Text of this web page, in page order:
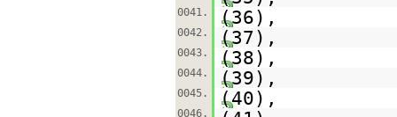
0041. (36),
0042. (37),
0043. (38),
0044. (39),
0045. (40),
0046.